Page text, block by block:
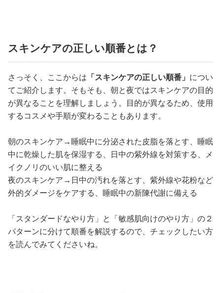
スキンケアの正しい順番とは？
さっそく、ここからは 「スキンケアの正しい順番」 につい
てご紹介します。そもそも、朝と夜ではスキンケアの目的
が異なることを理解しましょう。目的が異なるため、使用
するコスメや手順が変わることもあります。
朝のスキンケア→睡眠中に分泌された皮脂を落とす、睡眠
中に乾燥した肌を保湿する、日中の紫外線を対策する、メ
イクノリのいい肌に整える
夜のスキンケア→日中の汚れを落とす、紫外線や花粉など
外的ダメージをケアする、睡眠中の新陳代謝に備える
「スタンダードなやり方」と「敏感肌向けのやり方」の２
パターンに分けて順番を解説するので、チェックしたい方
を読んでみてくださいね。